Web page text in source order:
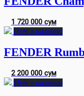
1 720 000 сум
Нет в наличии
FENDER
2 200 000 сум
Нет в наличии